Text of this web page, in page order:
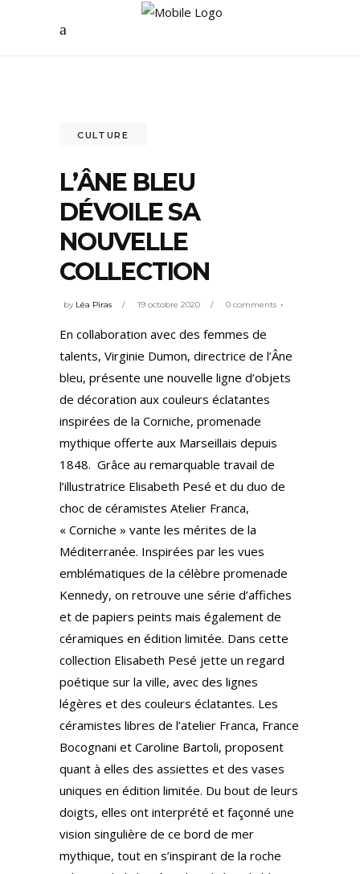
CULTURE
L’ÂNE BLEU
DÉVOILE SA
NOUVELLE
COLLECTION
by Léa Piras 19 octobre 2020 0 comments
En collaboration avec des femmes de
talents, Virginie Dumon, directrice de l’Âne
bleu, présente une nouvelle ligne d’objets
de décoration aux couleurs éclatantes
inspirées de la Corniche, promenade
mythique offerte aux Marseillais depuis
1848. Grâce au remarquable travail de
l’illustratrice Elisabeth Pesé et du duo de
choc de céramistes Atelier Franca,
« Corniche » vante les mérites de la
Méditerranée. Inspirées par les vues
emblématiques de la célèbre promenade
Kennedy, on retrouve une série d’affiches
et de papiers peints mais également de
céramiques en édition limitée. Dans cette
collection Elisabeth Pesé jette un regard
poétique sur la ville, avec des lignes
légères et des couleurs éclatantes. Les
céramistes libres de l’atelier Franca, France
Bocognani et Caroline Bartoli, proposent
quant à elles des assiettes et des vases
uniques en édition limitée. Du bout de leurs
doigts, elles ont interprété et façonné une
vision singulière de ce bord de mer
mythique, tout en s’inspirant de la roche